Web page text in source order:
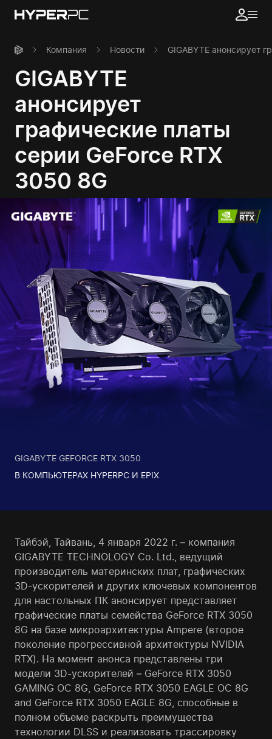
Компания Новости GIGABYTE анонсирует
GIGABYTE
анонсирует
графические платы
серии GeForce RTX
3050 8G
GIGABYTE GEFORCE RTX 3050
В КОМПЬЮТЕРАХ HYPERPC И EPIX
Тайбэй, Тайвань, 4 января 2022 г. – компания
GIGABYTE TECHNOLOGY Co. Ltd., ведущий
производитель материнских плат, графических
3D-ускорителей и других ключевых компонентов
для настольных ПК анонсирует представляет
графические платы семейства GeForce RTX 3050
8G на базе микроархитектуры Ampere (второе
поколение прогрессивной архитектуры NVIDIA
RTX). На момент анонса представлены три
модели 3D-ускорителей – GeForce RTX 3050
GAMING OC 8G, GeForce RTX 3050 EAGLE OC 8G
and GeForce RTX 3050 EAGLE 8G, способные в
полном объеме раскрыть преимущества
технологии DLSS и реализовать трассировку